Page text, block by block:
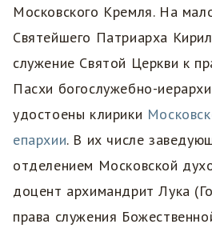
Московского Кремля. На
Святейшего Патриарха
служение Святой Церкви к
Пасхи богослужебно-
удостоены клирики
епархии. В их числе
отделением Московской
доцент архимандрит Лука
права служения